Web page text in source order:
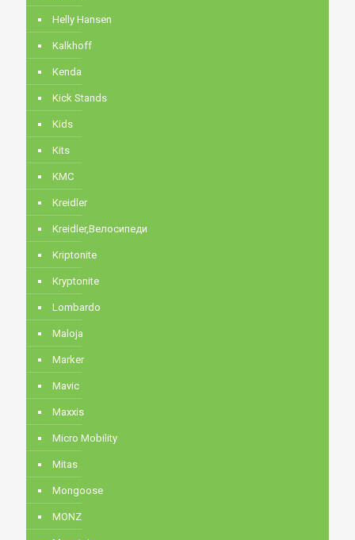
Helly Hansen
Kalkhoff
Kenda
Kick Stands
Kids
Kits
KMC
Kreidler
Kreidler,Велосипеди
Kriptonite
Kryptonite
Lombardo
Maloja
Marker
Mavic
Maxxis
Micro Mobility
Mitas
Mongoose
MONZ